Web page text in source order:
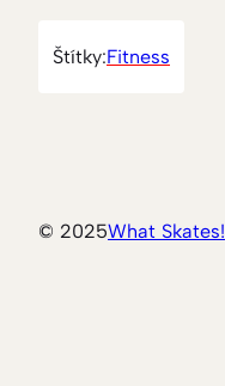
Štítky:Fitness
© 2025What Skates!